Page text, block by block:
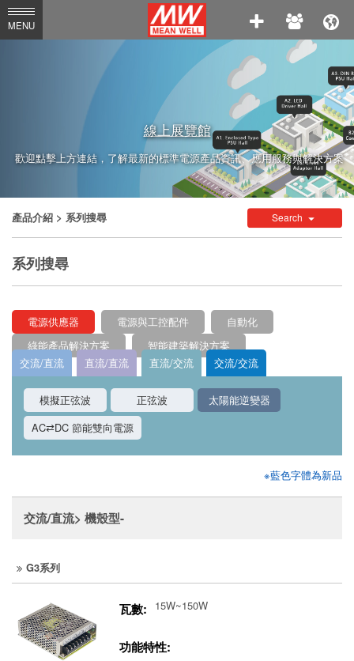
MEAN
WELL
Enterprises
Co.,
Ltd.
MENU
線上展覽館
歡迎點擊上方連結，了解最新的標準電源產品資訊、應用服務與解決方案
產品介紹 > 系列搜尋 Search
系列搜尋
電源供應器 電源與工控配件
自動化
綠能產品解決方案
智能建築解決方案
交流/直流
直流/直流 直流/交流 交流/交流
模擬正弦波 正弦波
太陽能逆變器
AC⇄DC 節能雙向電源
※藍色字體為新品
交流/直流> 機殼型-
G3系列
瓦數: 15W~150W
功能特性: